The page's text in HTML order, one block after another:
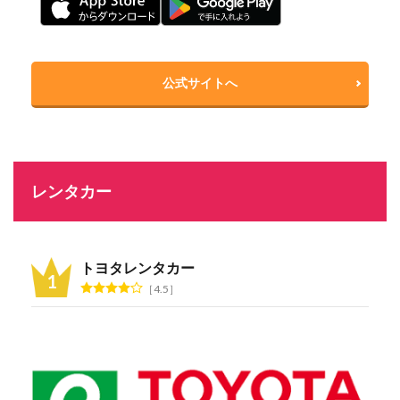
公式サイトへ
レンタカー
トヨタレンタカー
4.5